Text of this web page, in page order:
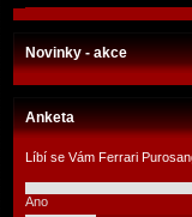
Novinky - akce
Anketa
Líbí se Vám Ferrari
Ano